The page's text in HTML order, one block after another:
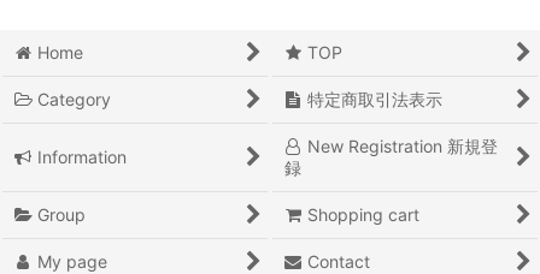
Home TOP
Category 特定商取引法表示
Information
New Registration 新規登
録
Group Shopping cart
My page Contact